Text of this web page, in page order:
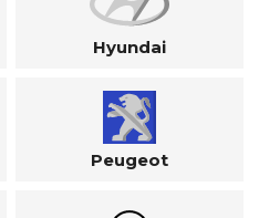
Hyundai
Peugeot